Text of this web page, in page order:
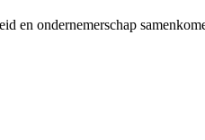
en ondernemerschap